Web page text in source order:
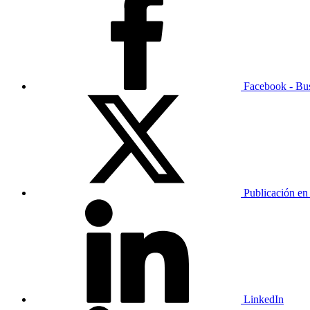
Facebook -
Publicación
LinkedIn